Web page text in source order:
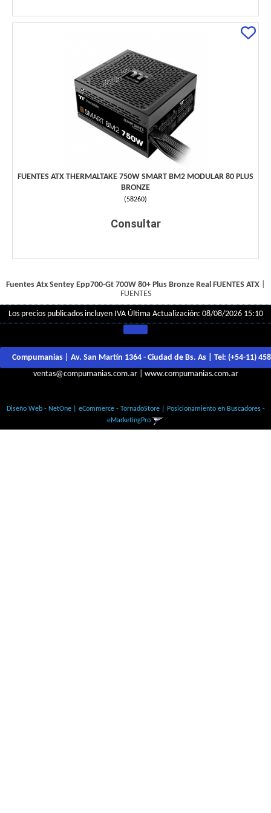
FUENTES ATX THERMALTAKE 750W SMART BM2 MODULAR 80 PLUS
BRONZE
(58260)
Consultar
Fuentes Atx Sentey Epp700-Gt 700W 80+ Plus Bronze Real FUENTES ATX
FUENTES
Los precios publicados incluyen IVA Última Actualización: 08/08/2026 15:10
Compumanias | Av. San Martín 1364 - Ciudad de Bs. As | Tel: (+54-11)
ventas@compumanias.com.ar| www.compumanias.com.ar
Diseño Web - NetOne| eCommerce - TornadoStore| Posicionamiento en Buscadores -
eMarketingPro